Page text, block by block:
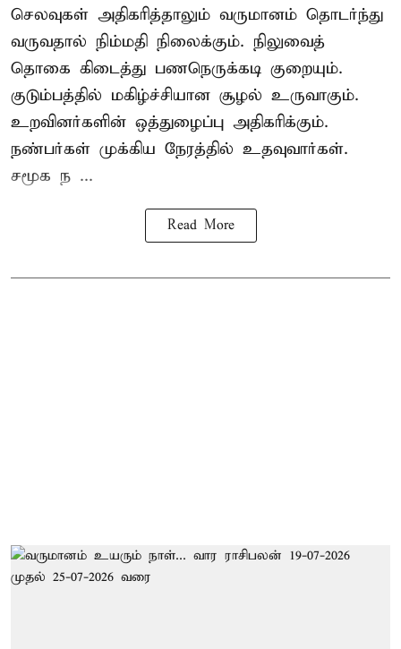
செலவுகள் அதிகரித்தாலும் வருமானம் தொடர்ந்து
வருவதால் நிம்மதி நிலைக்கும். நிலுவைத்
தொகை கிடைத்து பணநெருக்கடி குறையும்.
குடும்பத்தில் மகிழ்ச்சியான சூழல் உருவாகும்.
உறவினர்களின் ஒத்துழைப்பு அதிகரிக்கும்.
நண்பர்கள் முக்கிய நேரத்தில் உதவுவார்கள்.
சமூக ந ...
Read More